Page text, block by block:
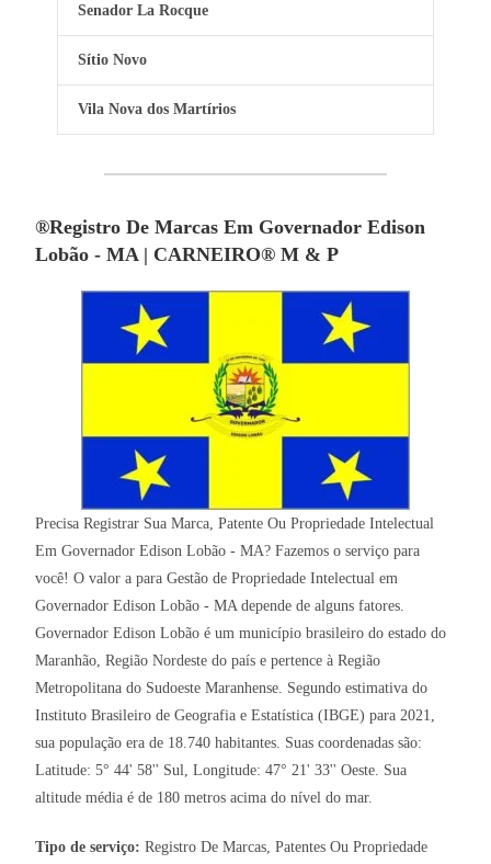
Senador La Rocque
Sítio Novo
Vila Nova dos Martírios
®Registro De Marcas Em Governador Edison
Lobão - MA | CARNEIRO® M & P
Precisa Registrar Sua Marca, Patente Ou Propriedade Intelectual
Em Governador Edison Lobão - MA? Fazemos o serviço para
você! O valor a para Gestão de Propriedade Intelectual em
Governador Edison Lobão - MA depende de alguns fatores.
Governador Edison Lobão é um município brasileiro do estado do
Maranhão, Região Nordeste do país e pertence à Região
Metropolitana do Sudoeste Maranhense. Segundo estimativa do
Instituto Brasileiro de Geografia e Estatística (IBGE) para 2021,
sua população era de 18.740 habitantes. Suas coordenadas são:
Latitude: 5° 44' 58'' Sul, Longitude: 47° 21' 33'' Oeste. Sua
altitude média é de 180 metros acima do nível do mar.
Tipo de serviço:Registro De Marcas, Patentes Ou Propriedade